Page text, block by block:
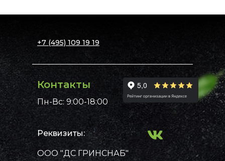
Примеры работ
+7 (495) 109 19 19
Контакты
ООО "ДС ГРИНСНАБ"
Пн-Вс: 9:00-18:00
Реквизиты: